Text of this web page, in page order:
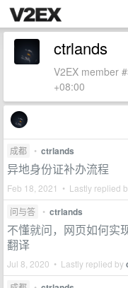
ctrlands
V2EX member
+08:00
成都 • ctrlands
异地身份证补办流程
Feb 18, 2021 • Lastly replied
问与答 • ctrlands
不懂就问，网页如何实
翻译
Jul 8, 2020 • Lastly replied by